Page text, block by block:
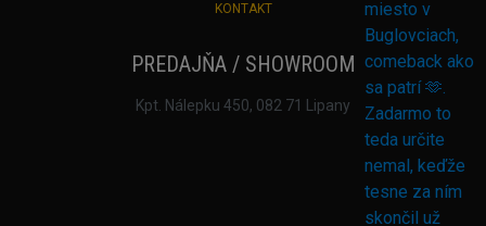
KONTAKT
PREDAJŇA / SHOWROOM
Kpt. Nálepku 450, 082 71 Lipany